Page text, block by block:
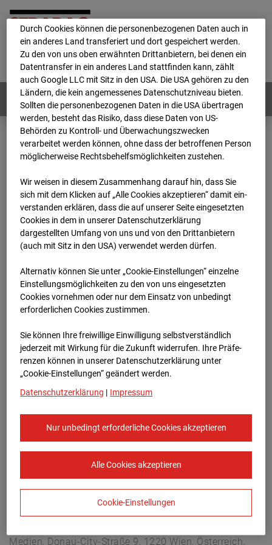
Home E-Mail Impressum
Login
Deutsch / English
Webcams: Alle Länder
Home
Deutschland
BC-118 BV-Ausbau Bonatzbau -Cam8
Archiv
2026
07 08 17:35
BC-118 BV-Ausbau
Bonatzbau -Cam8
Arnulf Klett Platz, 70173 Stuttgart
Zur Übersicht
Europe/Berlin
Medien, Donau-City-Straße 9, 1220 Wien, Österreich,
Durch Cookies können die personenbezogenen Daten auch in
ein anderes Land transferiert und dort gespeichert werden.
Zu den von uns oben erwähnten Drittanbietern, bei denen ein
Datentransfer in ein anderes Land stattfinden kann, zählt
auch Google LLC mit Sitz in den USA. Die USA gehören zu den
Ländern, die kein angemessenes Datenschutzniveau bieten.
Sollten die personenbezogenen Daten in die USA übertragen
werden, besteht das Risiko, dass diese Daten von US-
Behörden zu Kontroll- und Überwachungszwecken
verarbeitet werden können, ohne dass der betroffenen Person
möglicherweise Rechtsbehelfsmöglichkeiten zustehen.
Wir weisen in diesem Zusammenhang darauf hin, dass Sie
sich mit dem Klicken auf „Alle Cookies akzeptieren“ damit ein­
ver­standen erklären, dass die auf unserer Seite eingesetzten
Cookies in dem in unserer Datenschutzerklärung
dargestellten Umfang von uns und von den Drittanbietern
(auch mit Sitz in den USA) verwendet werden dürfen.
Alternativ können Sie unter „Cookie-Einstellungen“ einzelne
Einstellungsmöglichkeiten zu den von uns eingesetzten
Cookies vornehmen oder nur dem Einsatz von unbedingt
erforderlichen Cookies zustimmen.
Sie können Ihre freiwillige Einwilligung selbstverständlich
jederzeit mit Wirkung für die Zukunft widerrufen. Ihre Prä­fe­
renzen können in unserer Datenschutzerklärung unter
„Cookie-Einstellungen“ geändert werden.
Datenschutzerklärung | Impressum
Nur unbedingt erforderliche Cookies akzeptieren
Alle Cookies akzeptieren
Cookie-Einstellungen